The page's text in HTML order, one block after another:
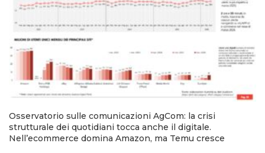
Osservatorio sulle comunicazioni AgCom: la crisi
strutturale dei quotidiani tocca anche il digitale.
Nell’ecommerce domina Amazon, ma Temu cresce